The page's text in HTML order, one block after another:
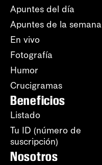
Apuntes del día
Apuntes de la semana
En vivo
Fotografía
Humor
Crucigramas
Beneficios
Listado
Tu ID (número de
suscripción)
Nosotros